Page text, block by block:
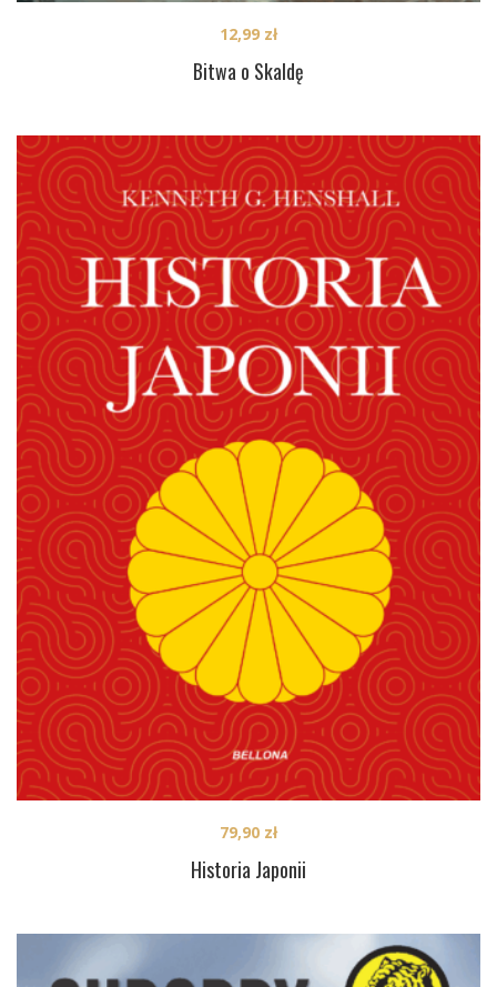
Bitwa o Skaldę
12,99 zł
Historia Japonii
79,90 zł